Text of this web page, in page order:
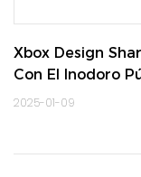
Xbox Design
Con El Inodoro
2025-01-09